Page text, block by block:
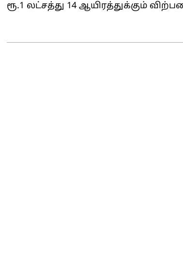
ரூ.1 லட்சத்து 14 ஆயிரத்துக்கும்